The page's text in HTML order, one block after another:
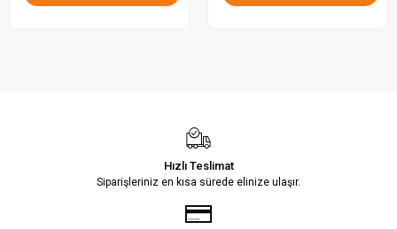
Hızlı Teslimat
Siparişleriniz en kısa sürede elinize ulaşır.